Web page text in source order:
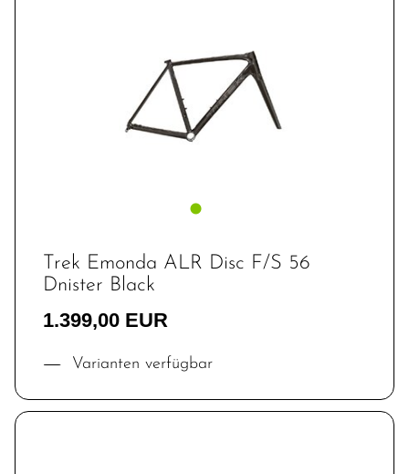
Trek Emonda ALR Disc F/S 56
Dnister Black
1.399,00 EUR
Varianten verfügbar